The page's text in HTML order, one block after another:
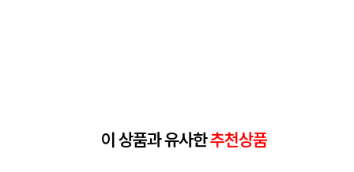
이 상품과 유사한추천상품